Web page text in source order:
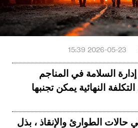
2026-05-23 15:39
السلامة في المناجم
النهائية يمكن تجنبها
حالات الطوارئ والإنقاذ ، بذل